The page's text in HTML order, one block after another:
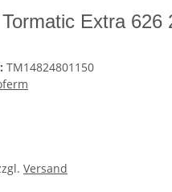
Extra 626
TM14824801150
Versand